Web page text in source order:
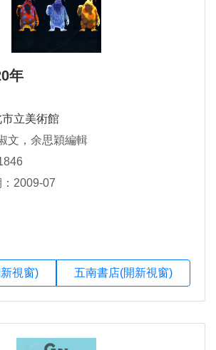
年
立美術館
文，余思穎編輯
2009-07
視窗) 五南書店(開新視窗)